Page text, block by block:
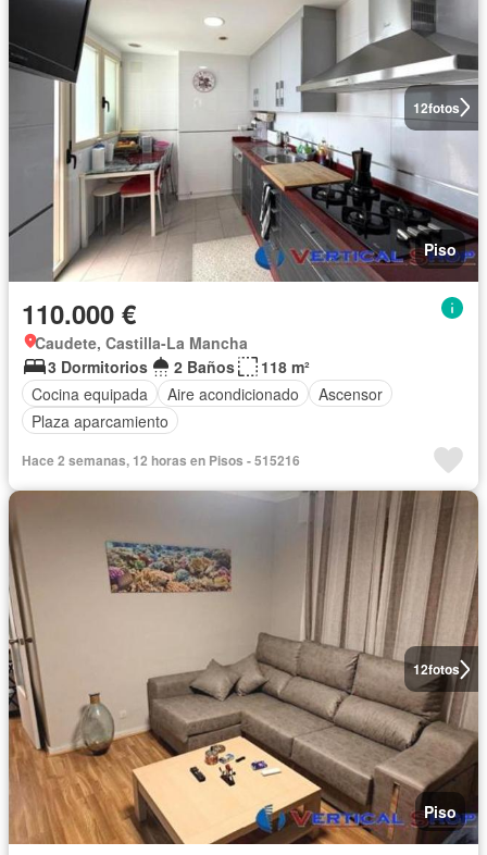
12fotos
Piso
110.000 €
Caudete, Castilla-La Mancha
3 Dormitorios
2 Baños
118 m²
Cocina equipada
Aire acondicionado
Ascensor
Plaza aparcamiento
Hace 2 semanas, 12 horas en Pisos - 515216
12fotos
Piso